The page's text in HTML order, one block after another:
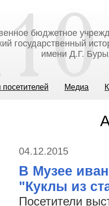
бюджетное
государственный
имени Д.Г.
Медиа
04.12.2015
В Музее
"Куклы из
Посетители